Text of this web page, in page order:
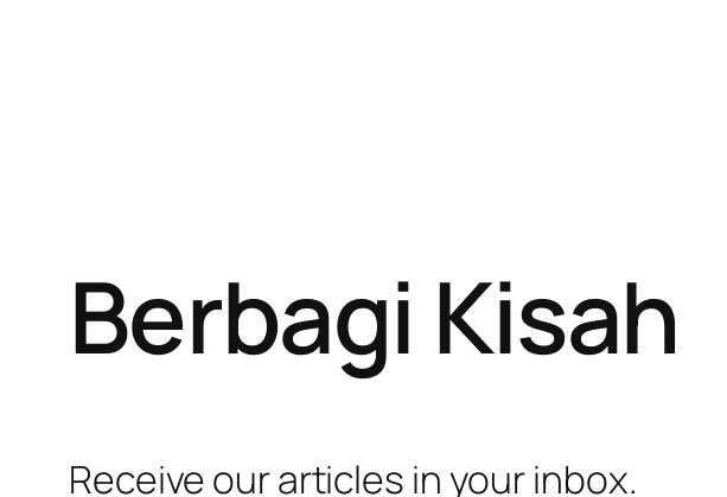
Berbagi Kisah
Receive our articles in your inbox.